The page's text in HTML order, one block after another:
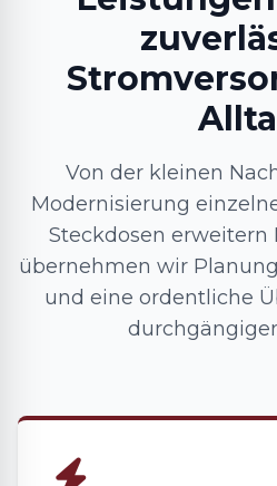
Von der kleinen
Modernisierung
Steckdosen
übernehmen wir
und eine ordentliche